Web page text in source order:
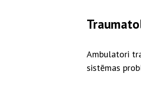
Ambulatori
sistēmas